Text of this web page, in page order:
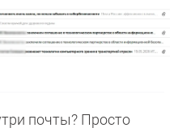
почты? Просто